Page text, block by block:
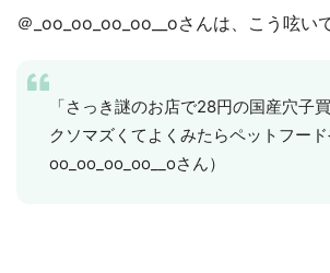
＠_oo_oo_oo_oo__oさんは、こう呟い
「さっき謎のお店で28円の国産穴子
クソマズくてよくみたらペットフード
oo_oo_oo_oo__oさん）